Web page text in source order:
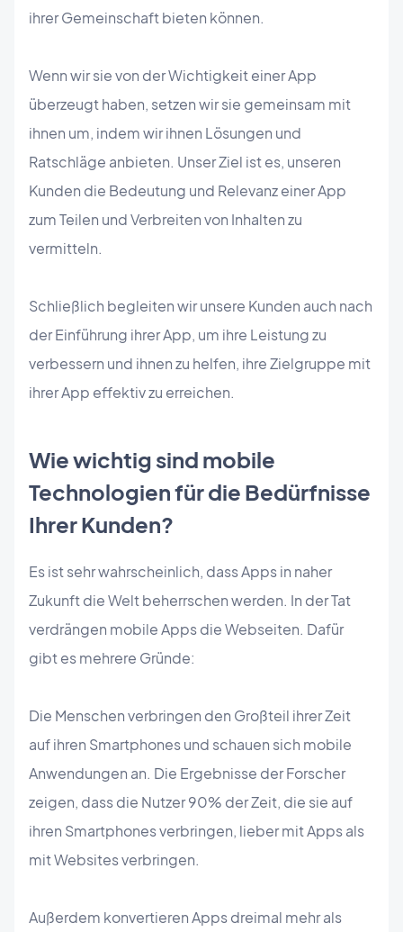
ihrer Gemeinschaft bieten können.
Wenn wir sie von der Wichtigkeit einer App
überzeugt haben, setzen wir sie gemeinsam mit
ihnen um, indem wir ihnen Lösungen und
Ratschläge anbieten. Unser Ziel ist es, unseren
Kunden die Bedeutung und Relevanz einer App
zum Teilen und Verbreiten von Inhalten zu
vermitteln.
Schließlich begleiten wir unsere Kunden auch nach
der Einführung ihrer App, um ihre Leistung zu
verbessern und ihnen zu helfen, ihre Zielgruppe mit
ihrer App effektiv zu erreichen.
Wie wichtig sind mobile
Technologien für die Bedürfnisse
Ihrer Kunden?
Es ist sehr wahrscheinlich, dass Apps in naher
Zukunft die Welt beherrschen werden. In der Tat
verdrängen mobile Apps die Webseiten. Dafür
gibt es mehrere Gründe:
Die Menschen verbringen den Großteil ihrer Zeit
auf ihren Smartphones und schauen sich mobile
Anwendungen an. Die Ergebnisse der Forscher
zeigen, dass die Nutzer 90% der Zeit, die sie auf
ihren Smartphones verbringen, lieber mit Apps als
mit Websites verbringen.
Außerdem konvertieren Apps dreimal mehr als